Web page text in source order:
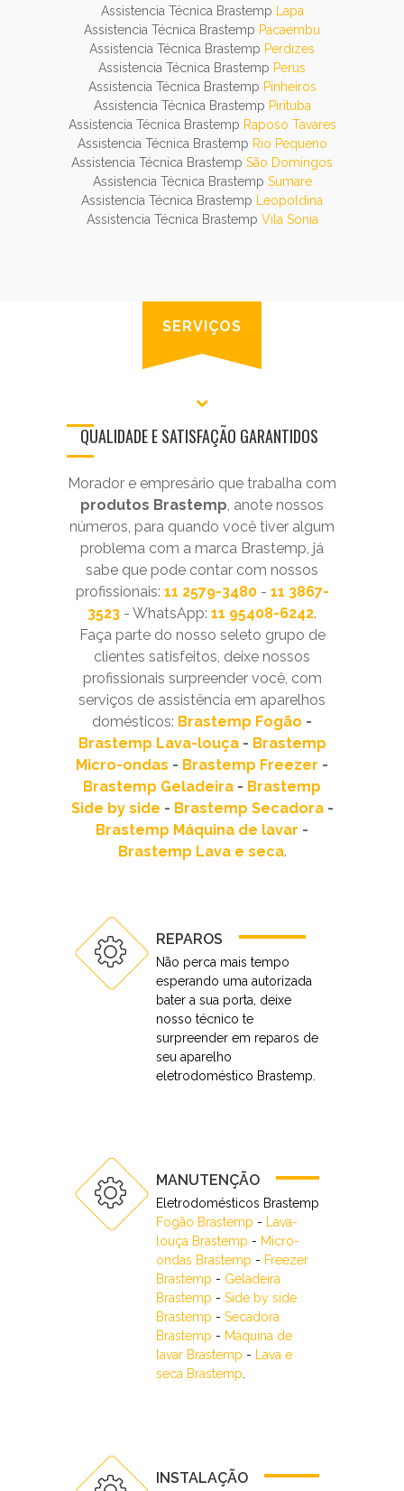
Assistencia Técnica Brastemp
Lapa
Assistencia Técnica Brastemp Pacaembu
Assistencia Técnica Brastemp Perdizes
Assistencia Técnica Brastemp Perus
Assistencia Técnica Brastemp Pinheiros
Assistencia Técnica Brastemp Pirituba
Assistencia Técnica Brastemp Raposo Tavares
Assistencia Técnica Brastemp Rio Pequeno
Assistencia Técnica Brastemp São Domingos
Assistencia Técnica Brastemp Sumare
Assistencia Técnica Brastemp
Leopoldina
Assistencia Técnica Brastemp Vila Sonia
SERVIÇOS
QUALIDADE E SATISFAÇÃO GARANTIDOS
Morador e empresário que trabalha com
produtos Brastemp, anote nossos
números, para quando você tiver algum
problema com a marca Brastemp, já
sabe que pode contar com nossos
profissionais: 11 2579-3480- 11 3867-
3523 - WhatsApp: 11 95408-6242.
Faça parte do nosso seleto grupo de
clientes satisfeitos, deixe nossos
profissionais surpreender você, com
serviços de assistência em aparelhos
domésticos: Brastemp Fogão -
Brastemp Lava-louça- Brastemp
Micro-ondas - Brastemp Freezer -
Brastemp Geladeira - Brastemp
Side by side - Brastemp Secadora-
Brastemp Máquina de lavar -
Brastemp Lava e seca.
REPAROS
Não perca mais tempo
esperando uma autorizada
bater a sua porta, deixe
nosso técnico te
surpreender em reparos de
seu aparelho
eletrodoméstico Brastemp.
MANUTENÇÃO
Eletrodomésticos Brastemp
Fogão Brastemp -
Lava-
louça Brastemp - Micro-
ondas Brastemp - Freezer
Brastemp - Geladeira
Brastemp - Side by side
Brastemp - Secadora
Brastemp - Máquina de
lavar Brastemp -
Lava e
seca Brastemp
INSTALAÇÃO